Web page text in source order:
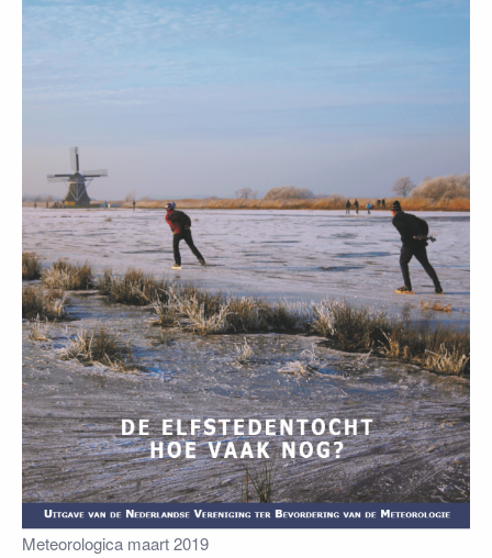
Meteorologica maart 2019